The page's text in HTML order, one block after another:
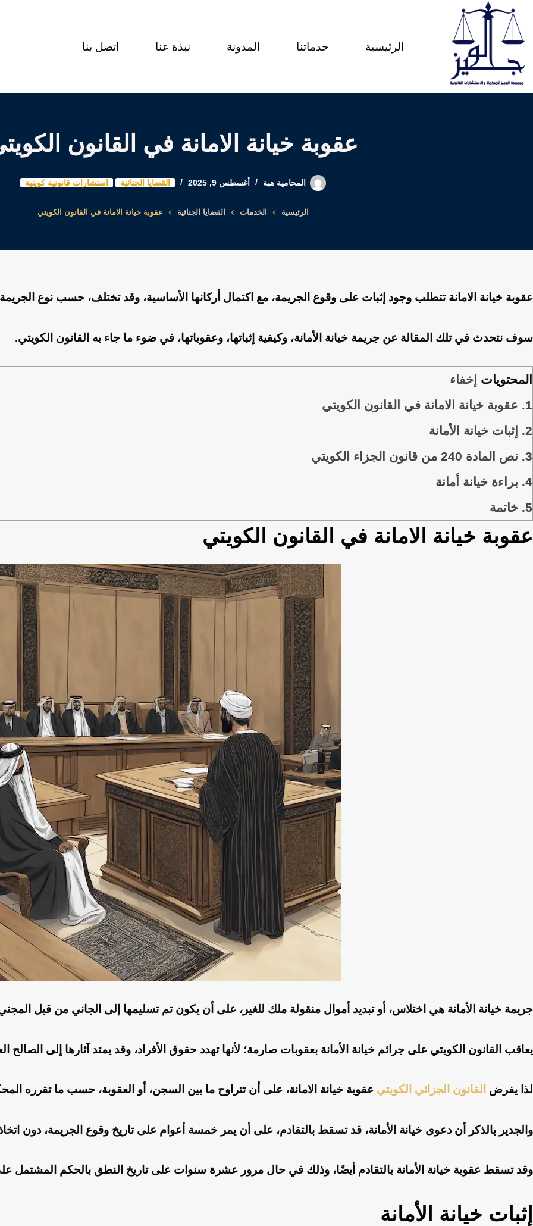
التجاوز
إلى
المحتوى
الرئيسية خدماتنا المدونة نبذة عنا اتصل بنا
عقوبة خيانة الامانة في القانون
المحامية هبة أغسطس 9, 2025 القضايا الجنائية استشارات قانونية كويتية
الرئيسية الخدمات القضايا الجنائية عقوبة خيانة الامانة في القانون الكويتي
عقوبة خيانة الامانة تتطلب وجود إثبات على وقوع الجريمة، مع اكتمال أركانها الأساسية، وقد تختلف، حسب نوع
سوف نتحدث في تلك المقالة عن جريمة خيانة الأمانة، وكيفية إثباتها، وعقوباتها، في ضوء ما جاء به القانون الكويتي.
المحتويات إخفاء
1.
عقوبة خيانة الامانة في القانون الكويتي
2.
إثبات خيانة الأمانة
3. نص المادة 240 من قانون الجزاء الكويتي
4. براءة خيانة أمانة
5. خاتمة
عقوبة خيانة الامانة في القانون الكويتي
جريمة خيانة الأمانة هي اختلاس، أو تبديد أموال منقولة ملك للغير، على أن يكون تم تسليمها إلى الجاني من قبل
يعاقب القانون الكويتي على جرائم خيانة الأمانة بعقوبات صارمة؛ لأنها تهدد حقوق الأفراد، وقد يمتد آثارها إلى الصالح
لذا يفرض القانون الجزائي الكويتي عقوبة خيانة الامانة، على أن تتراوح ما بين السجن، أو العقوبة، حسب ما تقرره
والجدير بالذكر أن دعوى خيانة الأمانة، قد تسقط بالتقادم، على أن يمر خمسة أعوام على تاريخ وقوع الجريمة، دون
وقد تسقط عقوبة خيانة الأمانة بالتقادم أيضًا، وذلك في حال مرور عشرة سنوات على تاريخ النطق بالحكم المشتمل
إثبات خيانة الأمانة